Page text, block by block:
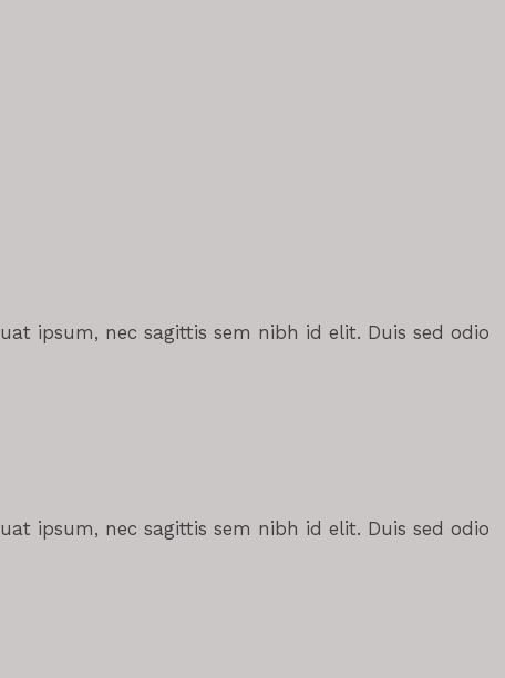
ipsum, nec sagittis sem nibh id elit. Duis sed odio
ipsum, nec sagittis sem nibh id elit. Duis sed odio